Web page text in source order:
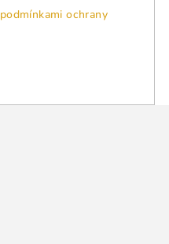
podmínkami ochrany